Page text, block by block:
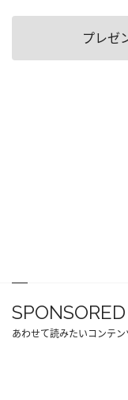
プレゼ
SPONSORED
あわせて読みたいコンテン